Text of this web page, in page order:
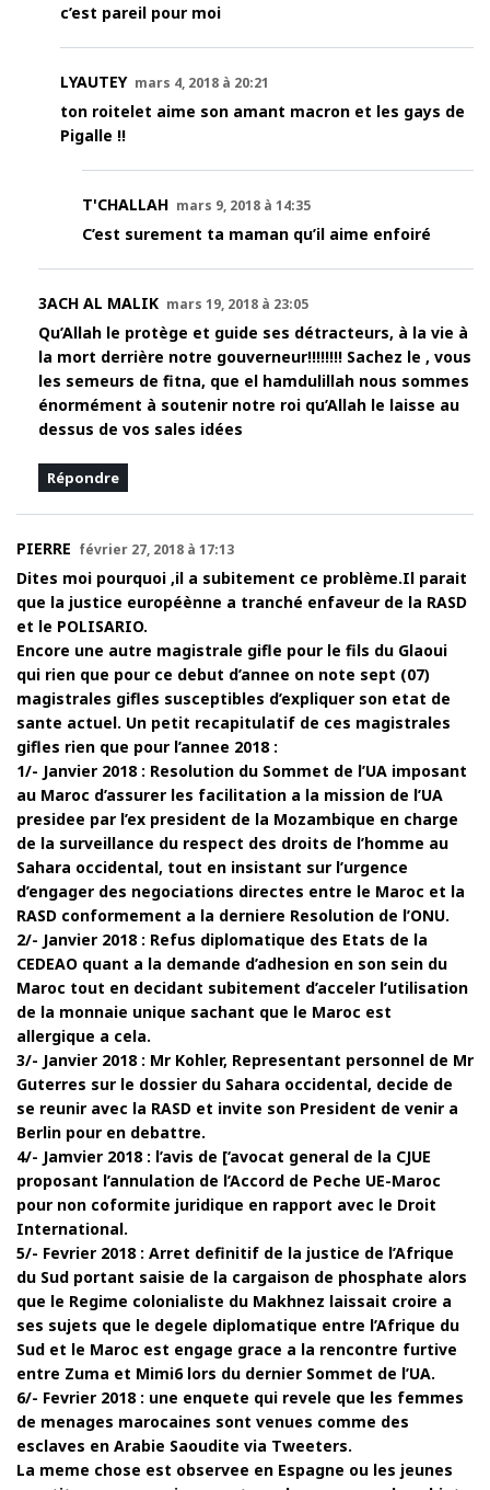
c’est pareil pour moi
LYAUTEY mars 4, 2018 à 20:21
ton roitelet aime son amant macron et les gays de
Pigalle !!
T'CHALLAH mars 9, 2018 à 14:35
C’est surement ta maman qu’il aime enfoiré
3ACH AL MALIK mars 19, 2018 à 23:05
Qu’Allah le protège et guide ses détracteurs, à la vie à
la mort derrière notre gouverneur!!!!!!!! Sachez le , vous
les semeurs de fitna, que el hamdulillah nous sommes
énormément à soutenir notre roi qu’Allah le laisse au
dessus de vos sales idées
Répondre
PIERRE février 27, 2018 à 17:13
Dites moi pourquoi ,il a subitement ce problème.Il parait
que la justice européènne a tranché enfaveur de la RASD
et le POLISARIO.
Encore une autre magistrale gifle pour le fils du Glaoui
qui rien que pour ce debut d’annee on note sept (07)
magistrales gifles susceptibles d’expliquer son etat de
sante actuel. Un petit recapitulatif de ces magistrales
gifles rien que pour l’annee 2018 :
1/- Janvier 2018 : Resolution du Sommet de l’UA imposant
au Maroc d’assurer les facilitation a la mission de l’UA
presidee par l’ex president de la Mozambique en charge
de la surveillance du respect des droits de l’homme au
Sahara occidental, tout en insistant sur l’urgence
d’engager des negociations directes entre le Maroc et la
RASD conformement a la derniere Resolution de l’ONU.
2/- Janvier 2018 : Refus diplomatique des Etats de la
CEDEAO quant a la demande d’adhesion en son sein du
Maroc tout en decidant subitement d’acceler l’utilisation
de la monnaie unique sachant que le Maroc est
allergique a cela.
3/- Janvier 2018 : Mr Kohler, Representant personnel de Mr
Guterres sur le dossier du Sahara occidental, decide de
se reunir avec la RASD et invite son President de venir a
Berlin pour en debattre.
4/- Jamvier 2018 : l’avis de [‘avocat general de la CJUE
proposant l’annulation de l’Accord de Peche UE-Maroc
pour non coformite juridique en rapport avec le Droit
International.
5/- Fevrier 2018 : Arret definitif de la justice de l’Afrique
du Sud portant saisie de la cargaison de phosphate alors
que le Regime colonialiste du Makhnez laissait croire a
ses sujets que le degele diplomatique entre l’Afrique du
Sud et le Maroc est engage grace a la rencontre furtive
entre Zuma et Mimi6 lors du dernier Sommet de l’UA.
6/- Fevrier 2018 : une enquete qui revele que les femmes
de menages marocaines sont venues comme des
esclaves en Arabie Saoudite via Tweeters.
La meme chose est observee en Espagne ou les jeunes